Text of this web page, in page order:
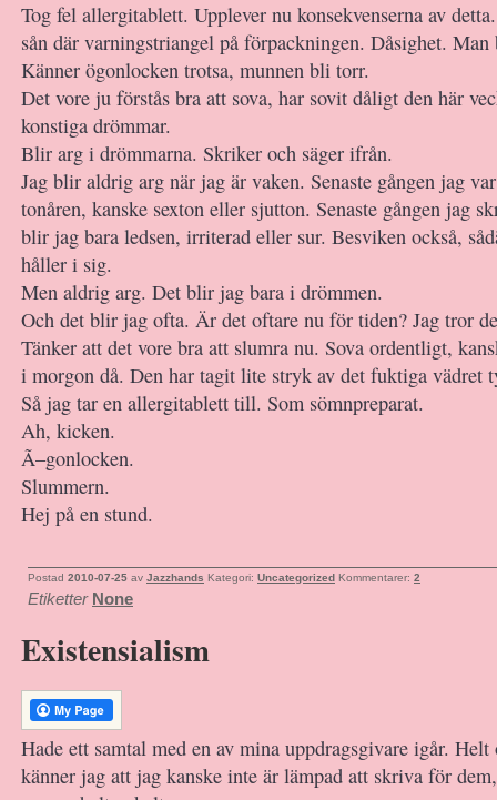
Tog fel allergitablett. Upplever nu konsekvenserna av
sån där varningstriangel på förpackningen. Dåsighet.
Känner ögonlocken trotsa, munnen bli torr.
Det vore ju förstås bra att sova, har sovit dåligt den här
konstiga drömmar.
Blir arg i drömmarna. Skriker och säger ifrån.
Jag blir aldrig arg när jag är vaken. Senaste gången jag
tonåren, kanske sexton eller sjutton. Senaste gången jag
blir jag bara ledsen, irriterad eller sur. Besviken också,
håller i sig.
Men aldrig arg. Det blir jag bara i drömmen.
Och det blir jag ofta. Är det oftare nu för tiden? Jag tror
Tänker att det vore bra att slumra nu. Sova ordentligt,
i morgon då. Den har tagit lite stryk av det fuktiga vädret
Så jag tar en allergitablett till. Som sömnpreparat.
Ah, kicken.
Ã–gonlocken.
Slummern.
Hej på en stund.
Postad 2010-07-25 av Jazzhands Kategori: Uncategorized Kommentarer: 2
Etiketter None
Existensialism
Hade ett samtal med en av mina uppdragsgivare igår. Helt
känner jag att jag kanske inte är lämpad att skriva för